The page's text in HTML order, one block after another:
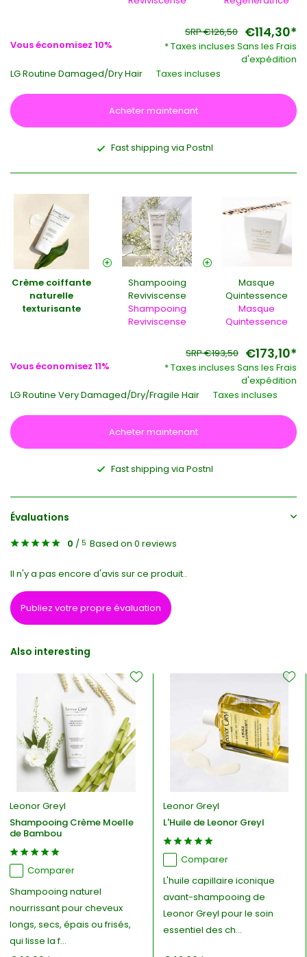
Vous économisez 10%
SRP €126,50 €114,30*
* Taxes incluses Sans les Frais
d'expédition
LG Routine Damaged/Dry Hair
Taxes incluses
Acheter maintenant
Fast shipping via Postnl
Crème coiffante
naturelle
texturisante
Shampooing
Reviviscense
Shampooing
Reviviscense
Masque
Quintessence
Masque
Quintessence
Vous économisez 11%
SRP €193,50 €173,10*
* Taxes incluses Sans les Frais
d'expédition
LG Routine Very Damaged/Dry/Fragile Hair
Taxes incluses
Acheter maintenant
Fast shipping via Postnl
Évaluations
0 / 5 Based on 0 reviews
Il n'y a pas encore d'avis sur ce produit..
Publiez votre propre évaluation
Also interesting
Leonor Greyl
Shampooing Crème Moelle
de Bambou
Comparer
Shampooing naturel
nourrissant pour cheveux
longs, secs, épais ou frisés,
qui lisse la f...
Leonor Greyl
L'Huile de Leonor Greyl
Comparer
L'huile capillaire iconique
avant-shampooing de
Leonor Greyl pour le soin
essentiel des ch...